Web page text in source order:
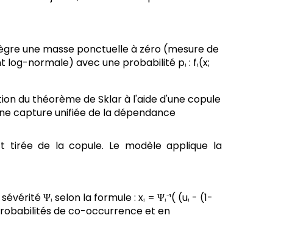
une masse ponctuelle à zéro (mesure de
normale) avec une probabilité pᵢ : fᵢ(x;
du théorème de Sklar à l'aide d'une copule
capture unifiée de la dépendance
tirée de la copule. Le modèle applique la
Ψᵢ selon la formule : xᵢ = Ψᵢ⁻¹( (uᵢ - (1-
de co-occurrence et en